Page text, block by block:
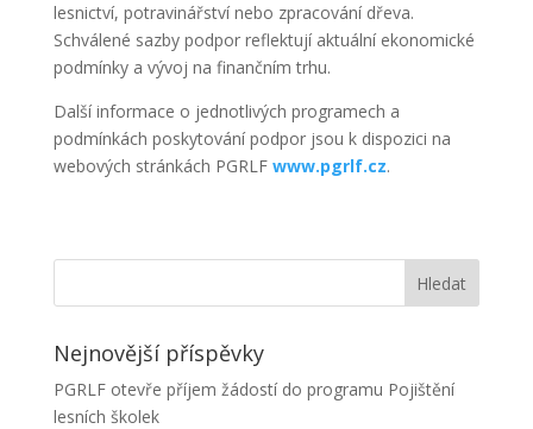
lesnictví, potravinářství nebo zpracování dřeva.
Schválené sazby podpor reflektují aktuální ekonomické
podmínky a vývoj na finančním trhu.
Další informace o jednotlivých programech a
podmínkách poskytování podpor jsou k dispozici na
webových stránkách PGRLF www.pgrlf.cz.
Nejnovější příspěvky
PGRLF otevře příjem žádostí do programu Pojištění
lesních školek